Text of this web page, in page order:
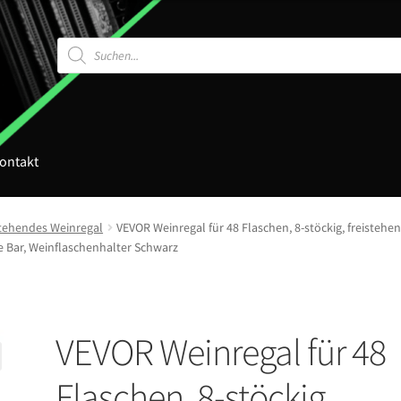
Products
search
Weinregal
VEVOR Weinregal für 48 Flaschen, 8-stöckig,
Weinflaschenhalter Schwarz
VEVOR Weinregal für 48